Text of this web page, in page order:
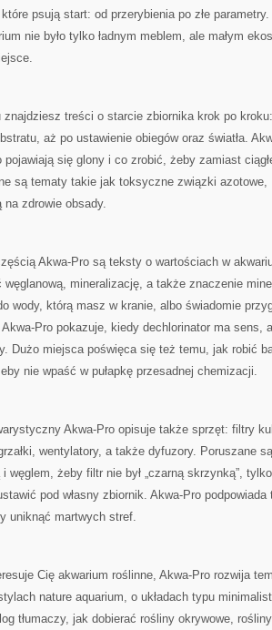
psują start: od przerybienia po złe
nie było tylko ładnym meblem, ale małym
znajdziesz treści o starcie zbiornika krok po
aż po ustawienie obiegów oraz światła.
pojawiają się glony i co zrobić, żeby zamiast
są tematy takie jak toksyczne związki
na zdrowie obsady.
Akwa-Pro są teksty o wartościach w
węglanową, mineralizację, a także znaczenie
wody, którą masz w kranie, albo świadomie
Pro pokazuje, kiedy dechlorinator ma sens,
Dużo miejsca poświęca się też temu, jak robić
nie wpaść w pułapkę przesadnej chemizacji.
Akwa-Pro opisuje także sprzęt: filtry
wentylatory, a także dyfuzory. Poruszane
i węglem, żeby filtr nie był „czarną skrzynką”,
pod własny zbiornik. Akwa-Pro
uniknąć martwych stref.
Cię akwarium roślinne, Akwa-Pro rozwija
nature aquarium, o układach typu
tłumaczy, jak dobierać rośliny okrywowe,